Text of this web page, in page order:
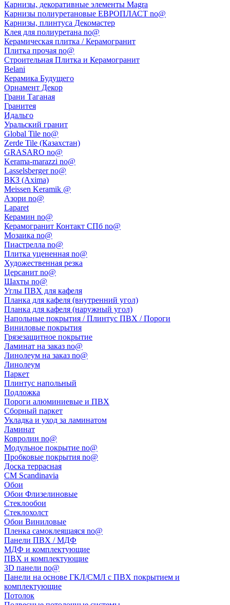
Карнизы, декоративные элементы Magra
Карнизы полиуретановые ЕВРОПЛАСТ no@
Карнизы, плинтуса Декомастер
Клея для полиуретана no@
Керамическая плитка / Керамогранит
Плитка прочая no@
Строительная Плитка и Керамогранит
Belani
Керамика Будущего
Орнамент Декор
Грани Таганая
Гранитея
Идальго
Уральский гранит
Global Tile no@
Zerde Tile (Казахстан)
GRASARO no@
Kerama-marazzi no@
Lasselsberger no@
ВКЗ (Axima)
Meissen Keramik @
Азори no@
Laparet
Керамин no@
Керамогранит Контакт СПб no@
Мозаика no@
Пиастрелла no@
Плитка уцененная no@
Художественная резка
Церсанит no@
Шахты no@
Углы ПВХ для кафеля
Планка для кафеля (внутренний угол)
Планка для кафеля (наружный угол)
Напольные покрытия / Плинтус ПВХ / Пороги
Виниловые покрытия
Грязезащитное покрытие
Ламинат на заказ no@
Линолеум на заказ no@
Линолеум
Паркет
Плинтус напольный
Подложка
Пороги алюминиевые и ПВХ
Сборный паркет
Укладка и уход за ламинатом
Ламинат
Ковролин no@
Модульное покрытие no@
Пробковые покрытия no@
Доска террасная
CM Scandinavia
Обои
Обои Флизелиновые
Стеклообои
Стеклохолст
Обои Виниловые
Пленка самоклеящаяся no@
Панели ПВХ / МДФ
МДФ и комплектующие
ПВХ и комплектующие
3D панели no@
Панели на основе ГКЛ/СМЛ с ПВХ покрытием и
комплектующие
Потолок